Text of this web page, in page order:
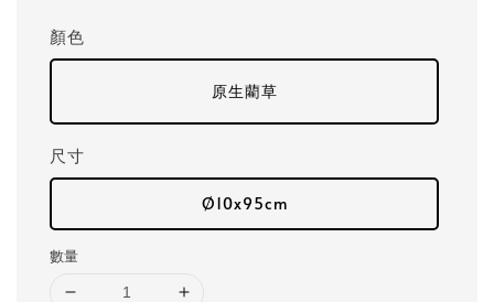
顏色
原生藺草
尺寸
Ø10x95cm
數量